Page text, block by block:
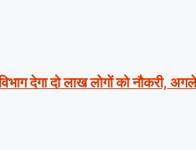
देगा दो लाख लोगों को नौकरी,